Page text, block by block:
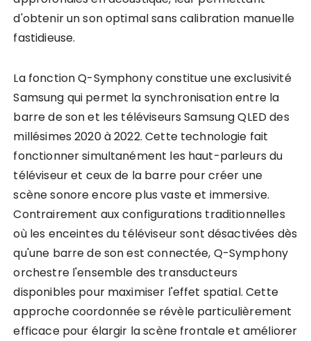
d'obtenir un son optimal sans calibration manuelle
fastidieuse.
La fonction Q-Symphony constitue une exclusivité
Samsung qui permet la synchronisation entre la
barre de son et les téléviseurs Samsung QLED des
millésimes 2020 à 2022. Cette technologie fait
fonctionner simultanément les haut-parleurs du
téléviseur et ceux de la barre pour créer une
scène sonore encore plus vaste et immersive.
Contrairement aux configurations traditionnelles
où les enceintes du téléviseur sont désactivées dès
qu'une barre de son est connectée, Q-Symphony
orchestre l'ensemble des transducteurs
disponibles pour maximiser l'effet spatial. Cette
approche coordonnée se révèle particulièrement
efficace pour élargir la scène frontale et améliorer